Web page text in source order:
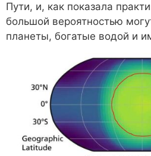
Пути, и, как показала
большой вероятностью
планеты, богатые водой и